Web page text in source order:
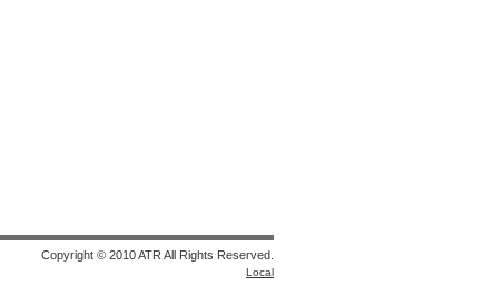
Copyright © 2010 ATR All Rights Reserved.
Local